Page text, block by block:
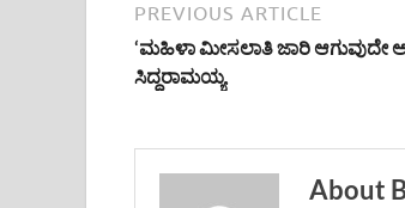
PREVIOUS ARTICLE
‘ಮಹಿಳಾ ಮೀಸಲಾತಿ ಜಾರಿ ಆಗುವುದೇ
ಸಿದ್ದರಾಮಯ್ಯ
About